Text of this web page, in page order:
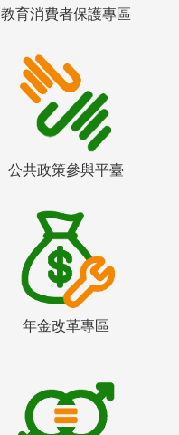
教育消費者保護專區
公共政策參與平臺
年金改革專區